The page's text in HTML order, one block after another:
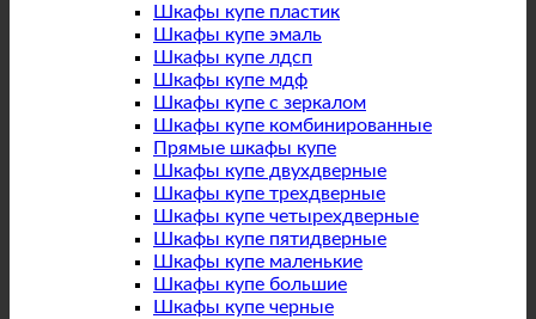
Шкафы купе пластик
Шкафы купе эмаль
Шкафы купе лдсп
Шкафы купе мдф
Шкафы купе с зеркалом
Шкафы купе комбинированные
Прямые шкафы купе
Шкафы купе двухдверные
Шкафы купе трехдверные
Шкафы купе четырехдверные
Шкафы купе пятидверные
Шкафы купе маленькие
Шкафы купе большие
Шкафы купе черные